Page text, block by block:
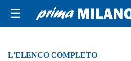
☰
L'ELENCO COMPLETO